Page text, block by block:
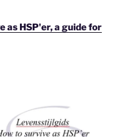
as HSP'er, a guide for